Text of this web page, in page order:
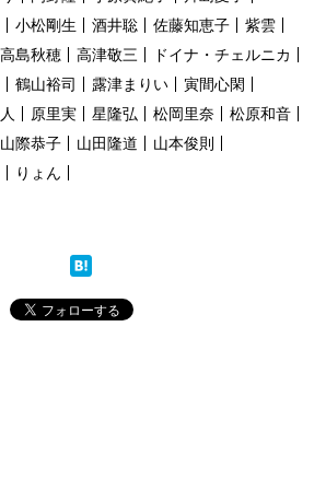
小松剛生 酒井聡 佐藤知恵子
紫雲
高島秋穂 高津敬三
ドイナ・チェルニカ
鶴山裕司 露津まりい
寅間心閑
原里実 星隆弘 松岡里奈
松原和音
山際恭子 山田隆道
山本俊則
りょん